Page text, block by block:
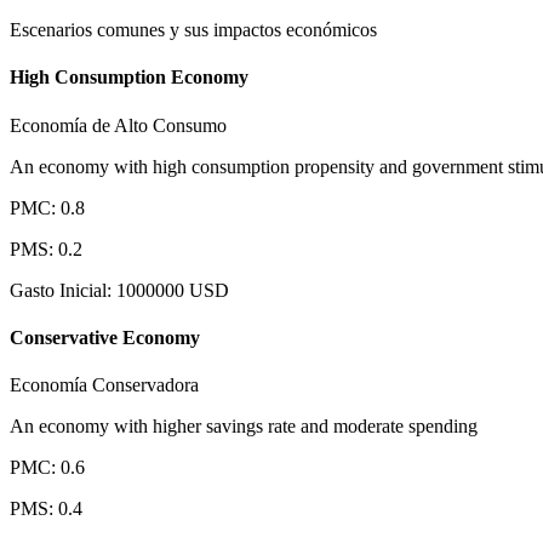
Escenarios comunes y sus impactos económicos
High Consumption Economy
Economía de Alto Consumo
An economy with high consumption propensity and government
PMC: 0.8
PMS: 0.2
Gasto Inicial: 1000000 USD
Conservative Economy
Economía Conservadora
An economy with higher savings rate and moderate spending
PMC: 0.6
PMS: 0.4